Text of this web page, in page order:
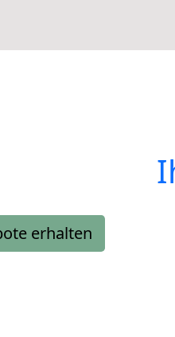
erhalten